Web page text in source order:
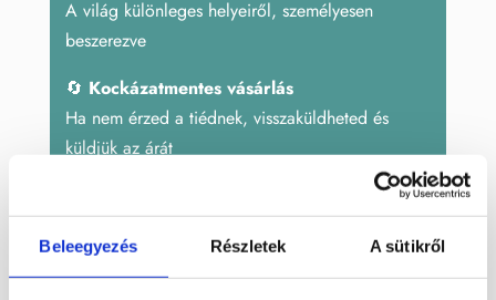
Beleegyezés Részletek A sütikről
A világ különleges helyeiről, személyesen
beszerezve
🔄 Kockázatmentes vásárlás
Ha nem érzed a tiédnek, visszaküldheted és
küldjük az árát
DEK233 Kategóriák:
marokkő